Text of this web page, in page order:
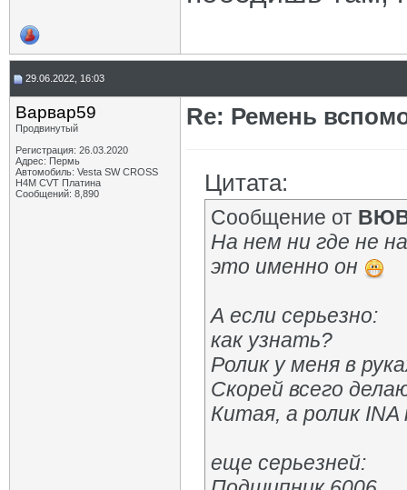
29.06.2022, 16:03
Варвар59
Продвинутый
Регистрация: 26.03.2020
Адрес: Пермь
Автомобиль: Vesta SW CROSS
H4M CVT Платина
Сообщений: 8,890
Re: Ремень
Цитата:
Сообщение от
На нем ни где не
это именно он
А если серьезно:
как узнать?
Ролик у меня в
Скорей всего
Китая, а ролик
еще серьезней: